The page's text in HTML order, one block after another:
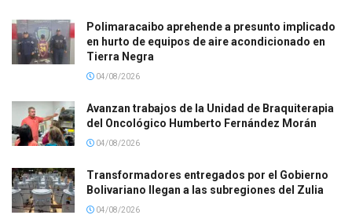
Polimaracaibo aprehende a presunto implicado
en hurto de equipos de aire acondicionado en
Tierra Negra
04/08/2026
Avanzan trabajos de la Unidad de Braquiterapia
del Oncológico Humberto Fernández Morán
04/08/2026
Transformadores entregados por el Gobierno
Bolivariano llegan a las subregiones del Zulia
04/08/2026